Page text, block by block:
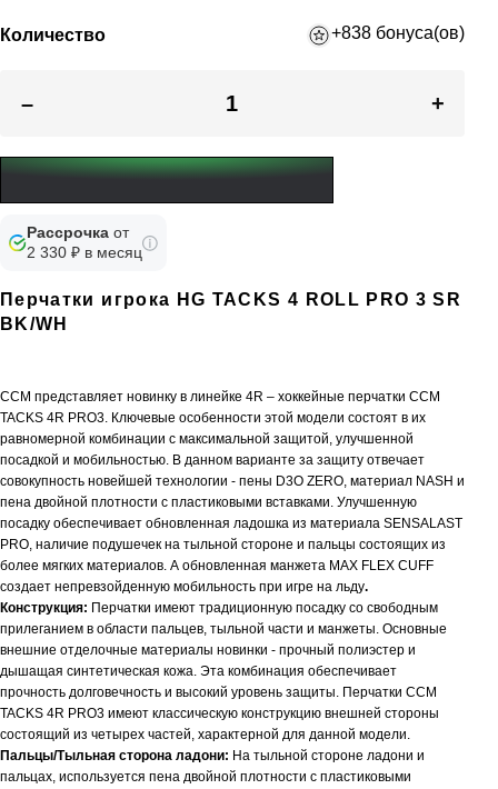
Количество +838 бонуса(ов)
– +
Рассрочка от
2 330 ₽ в месяц
Перчатки игрока HG TACKS 4 ROLL PRO 3 SR
BK/WH
CCM представляет новинку в линейке 4R – хоккейные перчатки CCM
TACKS 4R PRO3. Ключевые особенности этой модели состоят в их
равномерной комбинации с максимальной защитой, улучшенной
посадкой и мобильностью. В данном варианте за защиту отвечает
совокупность новейшей технологии - пены D3O ZERO, материал NASH и
пена двойной плотности с пластиковыми вставками. Улучшенную
посадку обеспечивает обновленная ладошка из материала SENSALAST
PRO, наличие подушечек на тыльной стороне и пальцы состоящих из
более мягких материалов. А обновленная манжета MAX FLEX CUFF
создает непревзойденную мобильность при игре на льду.
Конструкция: Перчатки имеют традиционную посадку со свободным
прилеганием в области пальцев, тыльной части и манжеты. Основные
внешние отделочные материалы новинки - прочный полиэстер и
дышащая синтетическая кожа. Эта комбинация обеспечивает
прочность долговечность и высокий уровень защиты. Перчатки CCM
TACKS 4R PRO3 имеют классическую конструкцию внешней стороны
состоящий из четырех частей, характерной для данной модели.
Пальцы/Тыльная сторона ладони: На тыльной стороне ладони и
пальцах, используется пена двойной плотности с пластиковыми